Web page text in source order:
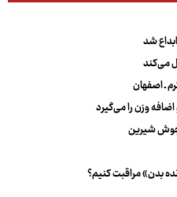
شد
می‌کند
ـ اصفهان
شیرین
بدن» مراقبت کنیم؟